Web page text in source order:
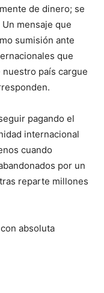
de dinero; se
mensaje que
sumisión ante
que
país cargue
pagando el
internacional
cuando
por un
reparte millones
absoluta